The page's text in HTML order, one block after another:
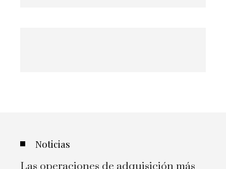
Noticias
Las operaciones de adquisición más